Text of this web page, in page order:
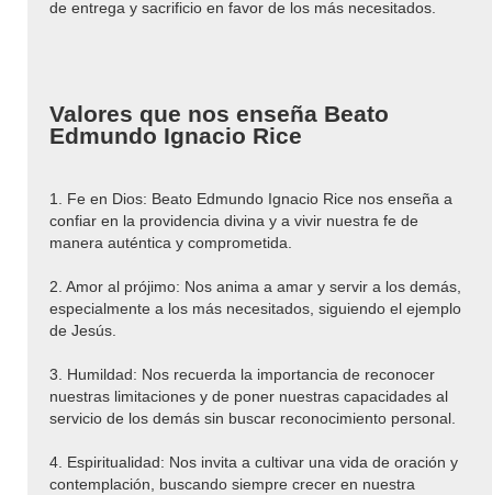
de entrega y sacrificio en favor de los más necesitados.
Valores que nos enseña Beato
Edmundo Ignacio Rice
1. Fe en Dios: Beato Edmundo Ignacio Rice nos enseña a
confiar en la providencia divina y a vivir nuestra fe de
manera auténtica y comprometida.
2. Amor al prójimo: Nos anima a amar y servir a los demás,
especialmente a los más necesitados, siguiendo el ejemplo
de Jesús.
3. Humildad: Nos recuerda la importancia de reconocer
nuestras limitaciones y de poner nuestras capacidades al
servicio de los demás sin buscar reconocimiento personal.
4. Espiritualidad: Nos invita a cultivar una vida de oración y
contemplación, buscando siempre crecer en nuestra